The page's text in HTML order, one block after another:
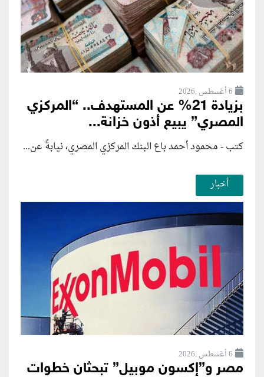
6 أغسطس ,2026
بزيادة 21% عن المستهدف.. “المركزي
المصري” يبيع أذون خزانة...
كتب - محمود أحمد باع البنك المركزي المصري، نيابةً عن...
أخبار
6 أغسطس ,2026
مصر و”إكسون موبيل” تبحثان خطوات